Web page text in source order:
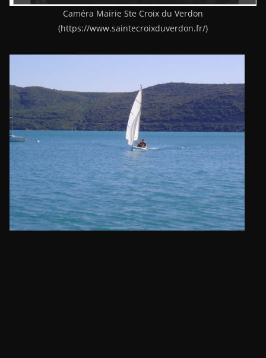
Caméra Mairie Ste Croix du Verdon
(https://www.saintecroixduverdon.fr/)